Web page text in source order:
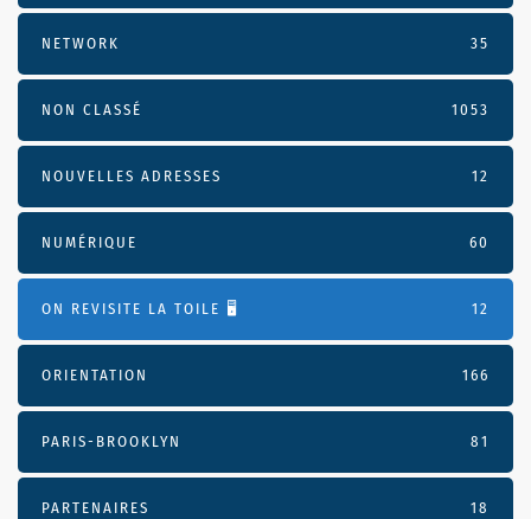
NETWORK 35
NON CLASSÉ 1053
NOUVELLES ADRESSES 12
NUMÉRIQUE 60
ON REVISITE LA TOILE 🖥️ 12
ORIENTATION 166
PARIS-BROOKLYN 81
PARTENAIRES 18